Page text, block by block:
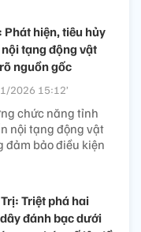
Phát hiện, tiêu hủy
tạng động vật
nguồn gốc
2026 15:12’
chức năng tỉnh
nội tạng động vật
đảm bảo điều kiện
Triệt phá hai
đánh bạc dưới